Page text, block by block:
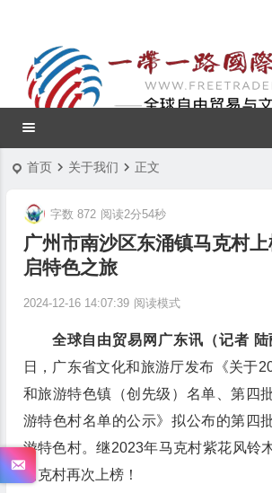
首页 关于我们 正文
广州市南沙区东涌镇马克村
启特色之旅
2024-12-16 14:07:39
字数 872 阅读2分54秒
阅读模式
全球自由贸易网广东讯（记者 陆
日，广东省文化和旅游厅发布《关于
和旅游特色镇（创先级）名单、第四
游特色村名单的公示》拟公布的第四
游特色村。继2023年马克村紫花风铃
马克村再次上榜！